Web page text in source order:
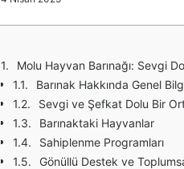
Molu Hayvan Barınağı: Sevgi
Barınak Hakkında Genel
Sevgi ve Şefkat Dolu Bir
Barınaktaki Hayvanlar
Sahiplenme Programları
Gönüllü Destek ve